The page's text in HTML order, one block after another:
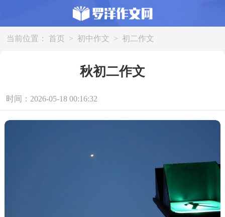
当前位置： 首页 > 初中作文 > 初二作文
秋初二作文
时间：2026-05-18 00:16:32